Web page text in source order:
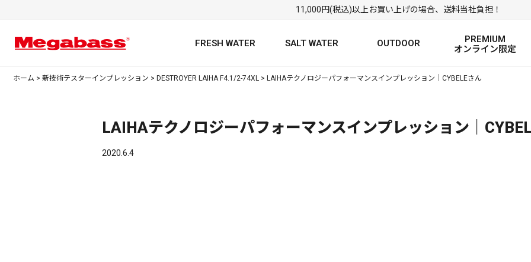
11,000円(税込)以上お買い上げの場合、送料当社負担！
FRESH WATER SALT WATER OUTDOOR
PREMIUM
オンライン限定
ホーム > 新技術テスターインプレッション > DESTROYER LAIHA F4.1/2-74XL > LAIHAテクノロジーパフォーマンスインプレッション｜CYBELEさん
LAIHAテクノロジーパフォーマンスインプレッション｜
2020.6.4